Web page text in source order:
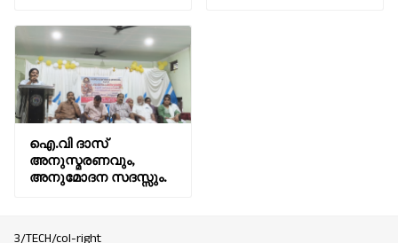
ഐ.വി ദാസ്
അനുസ്മരണവും,
അനുമോദന സദസ്സും.
3/TECH/col-right